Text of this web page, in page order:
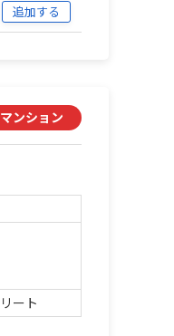
追加する
マンション
ート